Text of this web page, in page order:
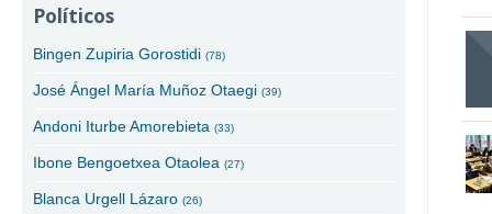
Políticos
Bingen Zupiria Gorostidi(78)
José Ángel María Muñoz Otaegi(39)
Andoni Iturbe Amorebieta(33)
Ibone Bengoetxea Otaolea(27)
Blanca Urgell Lázaro(26)